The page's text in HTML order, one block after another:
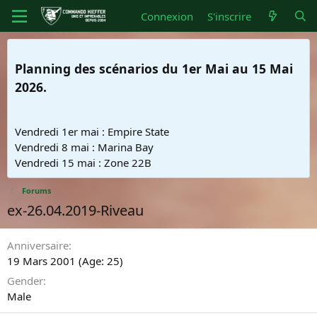
Connexion S'inscrire
Planning des scénarios du 1er Mai au 15 Mai
2026.
Vendredi 1er mai : Empire State
Vendredi 8 mai : Marina Bay
Vendredi 15 mai : Zone 22B
Forums
ex-26.04.2019-Riveau
Anniversaire
19 Mars 2001 (Age: 25)
Gender
Male